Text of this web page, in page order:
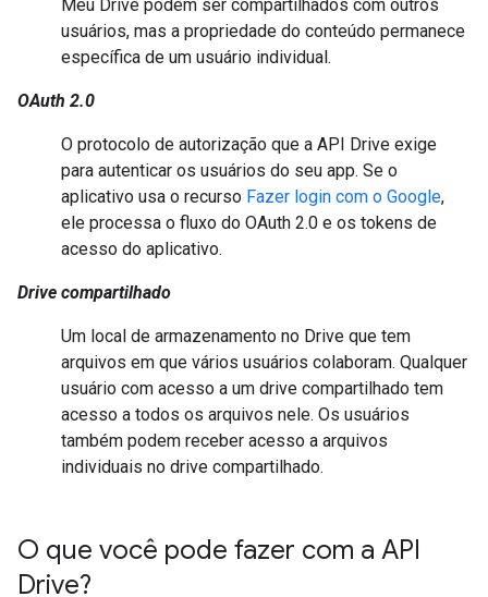
Meu Drive podem ser compartilhados com outros
usuários, mas a propriedade do conteúdo permanece
específica de um usuário individual.
OAuth 2.0
O protocolo de autorização que a API Drive exige
para autenticar os usuários do seu app. Se o
aplicativo usa o recurso Fazer login com o Google,
ele processa o fluxo do OAuth 2.0 e os tokens de
acesso do aplicativo.
Drive compartilhado
Um local de armazenamento no Drive que tem
arquivos em que vários usuários colaboram. Qualquer
usuário com acesso a um drive compartilhado tem
acesso a todos os arquivos nele. Os usuários
também podem receber acesso a arquivos
individuais no drive compartilhado.
O que você pode fazer com a API
Drive?